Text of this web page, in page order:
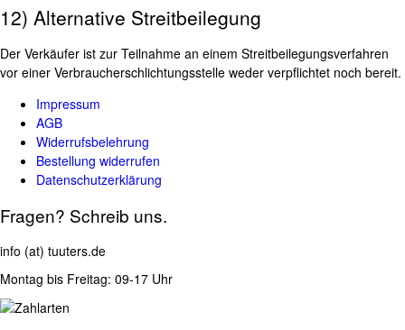
12) Alternative Streitbeilegung
Der Verkäufer ist zur Teilnahme an einem Streitbeilegungsverfahren
vor einer Verbraucherschlichtungsstelle weder verpflichtet noch bereit.
Impressum
AGB
Widerrufsbelehrung
Bestellung widerrufen
Datenschutzerklärung
Fragen? Schreib uns.
info (at) tuuters.de
Montag bis Freitag: 09-17 Uhr